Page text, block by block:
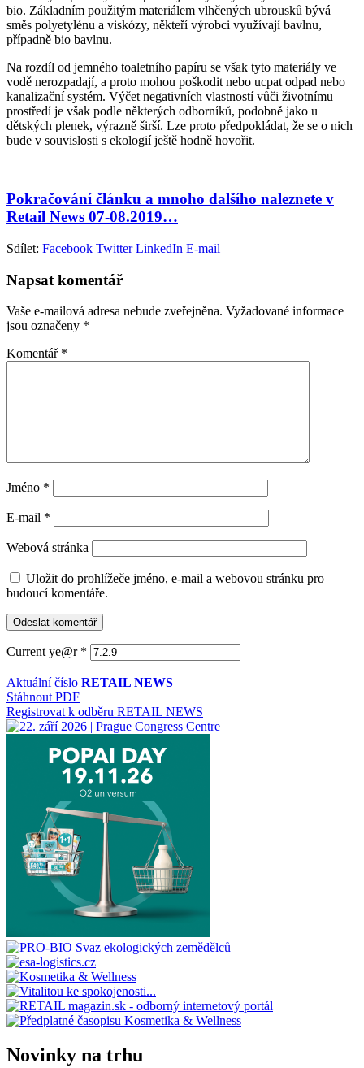
bio. Základním použitým materiálem vlhčených ubrousků bývá
směs polyetylénu a viskózy, někteří výrobci využívají bavlnu,
případně bio bavlnu.
Na rozdíl od jemného toaletního papíru se však tyto materiály ve
vodě nerozpadají, a proto mohou poškodit nebo ucpat odpad nebo
kanalizační systém. Výčet negativních vlastností vůči životnímu
prostředí je však podle některých odborníků, podobně jako u
dětských plenek, výrazně širší. Lze proto předpokládat, že se o nich
bude v souvislosti s ekologií ještě hodně hovořit.
Pokračování článku a mnoho dalšího naleznete v
Retail News 07-08.2019…
Sdílet: Facebook Twitter LinkedIn E-mail
Napsat komentář
Vaše e-mailová adresa nebude zveřejněna. Vyžadované informace
jsou označeny *
Komentář *
Jméno *
E-mail *
Webová stránka
Uložit do prohlížeče jméno, e-mail a webovou stránku pro
budoucí komentáře.
Current ye@r *
Aktuální číslo RETAIL NEWS
Stáhnout PDF
Registrovat k odběru RETAIL NEWS
Novinky na trhu